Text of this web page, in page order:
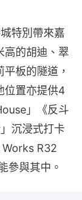
特別帶來嘉
高的胡迪、翠
板的隧道，
位置亦提供4
」《反斗
沉浸式打卡
Works R32
參與其中。